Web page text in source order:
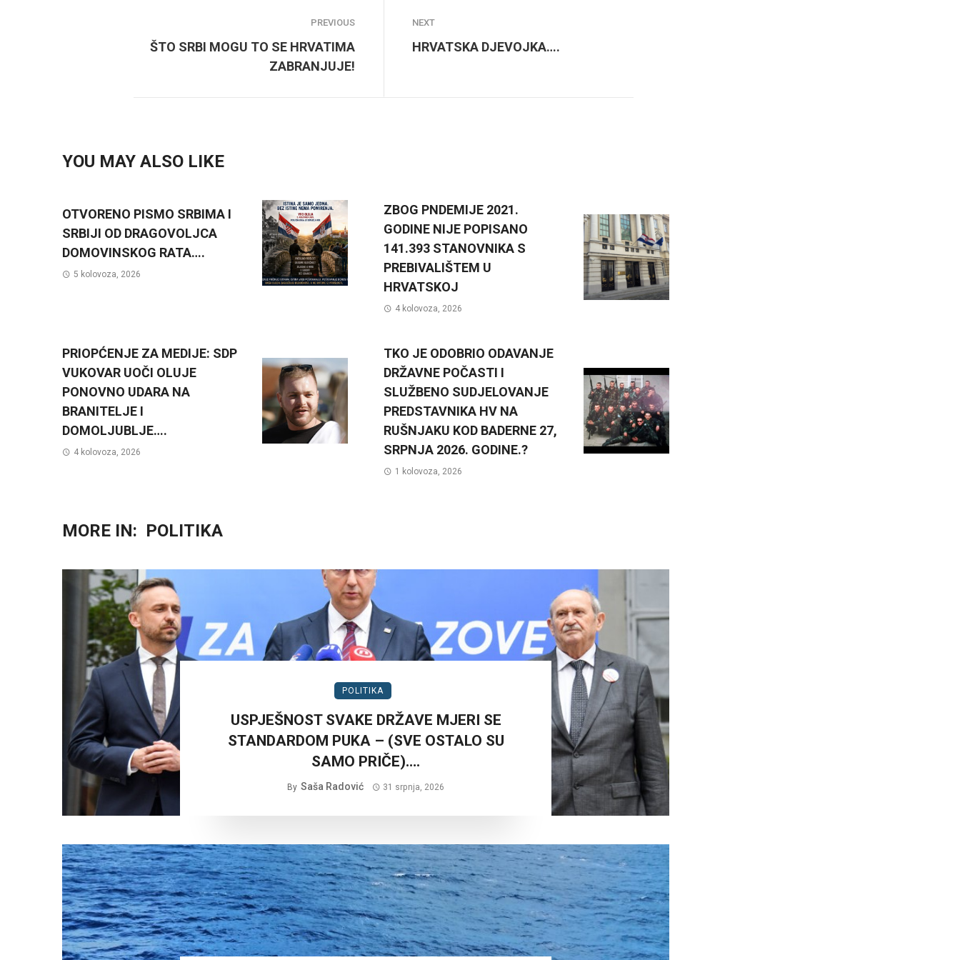
PREVIOUS
ŠTO SRBI MOGU TO SE HRVATIMA
ZABRANJUJE!
NEXT
HRVATSKA DJEVOJKA….
YOU MAY ALSO LIKE
OTVORENO PISMO SRBIMA I
SRBIJI OD DRAGOVOLJCA
DOMOVINSKOG RATA….
5 kolovoza, 2026
ZBOG PNDEMIJE 2021.
GODINE NIJE POPISANO
141.393 STANOVNIKA S
PREBIVALIŠTEM U
HRVATSKOJ
4 kolovoza, 2026
PRIOPĆENJE ZA MEDIJE: SDP
VUKOVAR UOČI OLUJE
PONOVNO UDARA NA
BRANITELJE I
DOMOLJUBLJE….
4 kolovoza, 2026
TKO JE ODOBRIO ODAVANJE
DRŽAVNE POČASTI I
SLUŽBENO SUDJELOVANJE
PREDSTAVNIKA HV NA
RUŠNJAKU KOD BADERNE 27,
SRPNJA 2026. GODINE.?
1 kolovoza, 2026
MORE IN: POLITIKA
POLITIKA
USPJEŠNOST SVAKE DRŽAVE MJERI SE
STANDARDOM PUKA – (SVE OSTALO SU
SAMO PRIČE)….
By Saša Radović 31 srpnja, 2026